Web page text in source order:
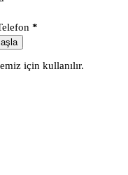
*
için kullanılır.